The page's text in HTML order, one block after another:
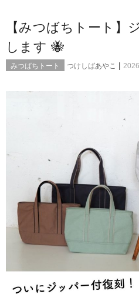
【みつばちトート】
します 🐝
みつばちトート つけしばあやこ |